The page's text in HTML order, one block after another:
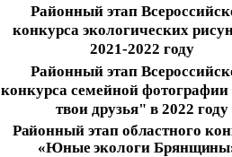
Районный этап
конкурса экологических
2021-2022 году
Районный этап
конкурса семейной
твои друзья" в 2022 году
Районный этап областного
«Юные экологи